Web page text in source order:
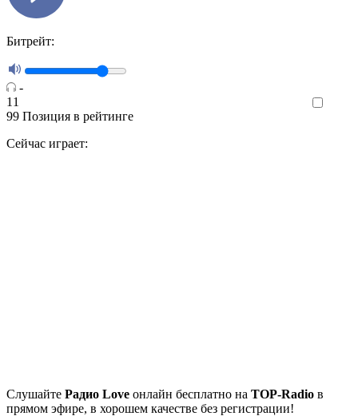
Битрейт:
-
11
99 Позиция в рейтинге
Сейчас играет:
Cлушайте Радио Love онлайн бесплатно на TOP-Radio в
прямом эфире, в хорошем качестве без регистрации!